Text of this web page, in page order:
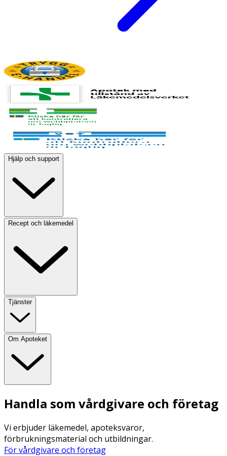
Hjälp och support
Recept och läkemedel
Tjänster
Om Apoteket
Handla som vårdgivare och företag
Vi erbjuder läkemedel, apoteksvaror,
förbrukningsmaterial och utbildningar.
För vårdgivare och företag